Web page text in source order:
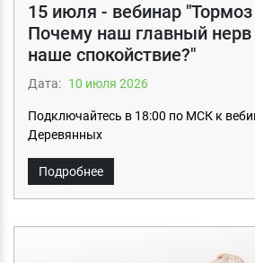
15 июля - вебинар
Почему наш главный нерв
наше спокойствие?"
Дата: 10 июля 2026
Подключайтесь в 18:00 по МСК к
Деревянных
Подробнее